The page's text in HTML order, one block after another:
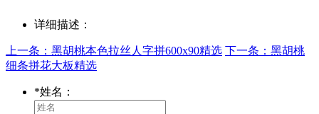
详细描述：
上一条：黑胡桃本色拉丝人字拼600x90精选 下一条：黑胡桃
细条拼花大板精选
*姓名：